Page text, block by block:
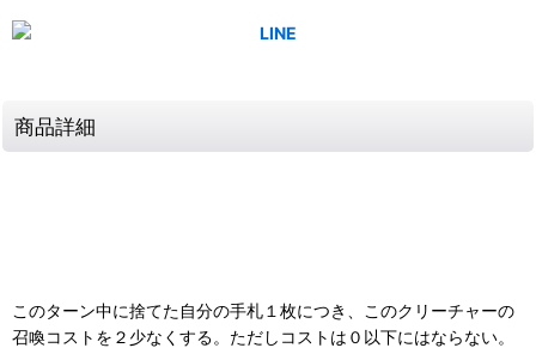
商品詳細
このターン中に捨てた自分の手札１枚につき、このクリーチャーの
召喚コストを２少なくする。ただしコストは０以下にはならない。